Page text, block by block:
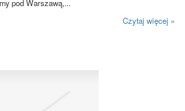
pod Warszawą,...
Czytaj więcej »